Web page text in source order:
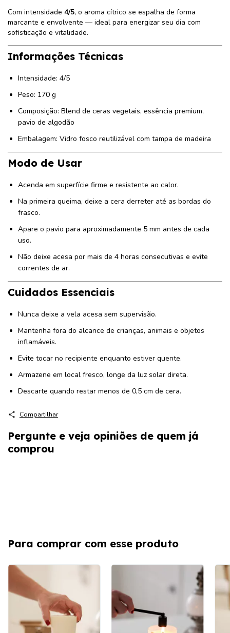
Com intensidade 4/5, o aroma cítrico se espalha de forma
marcante e envolvente — ideal para energizar seu dia com
sofisticação e vitalidade.
Informações Técnicas
Intensidade: 4/5
Peso: 170 g
Composição: Blend de ceras vegetais, essência premium,
pavio de algodão
Embalagem: Vidro fosco reutilizável com tampa de madeira
Modo de Usar
Acenda em superfície firme e resistente ao calor.
Na primeira queima, deixe a cera derreter até as bordas do
frasco.
Apare o pavio para aproximadamente 5 mm antes de cada
uso.
Não deixe acesa por mais de 4 horas consecutivas e evite
correntes de ar.
Cuidados Essenciais
Nunca deixe a vela acesa sem supervisão.
Mantenha fora do alcance de crianças, animais e objetos
inflamáveis.
Evite tocar no recipiente enquanto estiver quente.
Armazene em local fresco, longe da luz solar direta.
Descarte quando restar menos de 0,5 cm de cera.
Compartilhar
Pergunte e veja opiniões de quem já
comprou
Para comprar com esse produto